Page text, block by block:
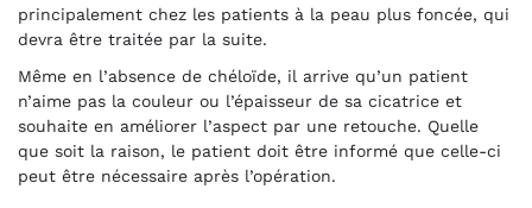
principalement chez les patients à la peau plus foncée, qui
devra être traitée par la suite.
Même en l’absence de chéloïde, il arrive qu’un patient
n’aime pas la couleur ou l’épaisseur de sa cicatrice et
souhaite en améliorer l’aspect par une retouche. Quelle
que soit la raison, le patient doit être informé que celle-ci
peut être nécessaire après l’opération.